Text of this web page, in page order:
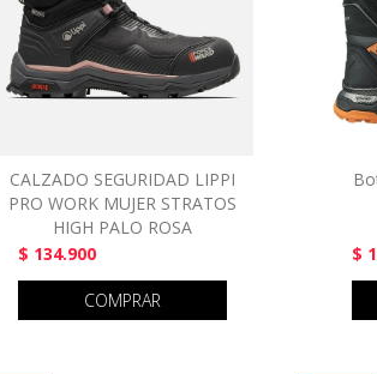
CALZADO SEGURIDAD LIPPI
PRO WORK MUJER STRATOS
HIGH PALO ROSA
$ 134.900
COMPRAR
$